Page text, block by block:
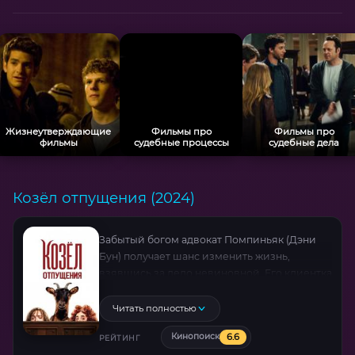
Жизнеутверждающие
фильмы
Фильмы про
судебные процессы
Фильмы про
судебные дела
Козёл отпущения (2024)
Забытый богом адвокат Помпиньяк (Дэни
Бун) получает шанс изменить жизнь,
смерти высокопоставленного лица.
Подвох? Жозетта — коза! Теперь герою
предстоит сразиться в суде с
Читать полностью
РЕЙТИНГ Кинопоиск 6.6